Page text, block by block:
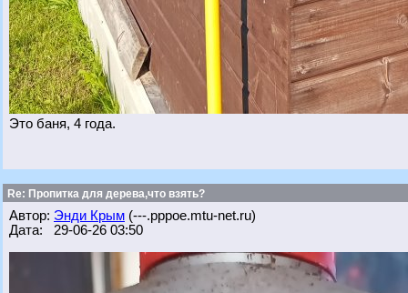
Это баня, 4 года.
Re: Пропитка для дерева,что взять?
Автор: Энди Крым (---.pppoe.mtu-net.ru)
Дата: 29-06-26 03:50